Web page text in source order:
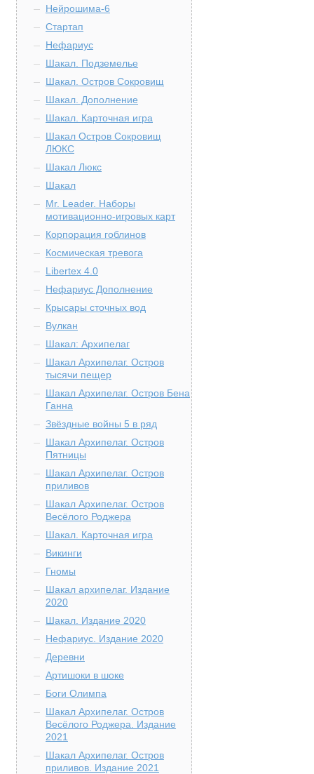
Нейрошима-6
Стартап
Нефариус
Шакал. Подземелье
Шакал. Остров Сокровищ
Шакал. Дополнение
Шакал. Карточная игра
Шакал Остров Сокровищ
ЛЮКС
Шакал Люкс
Шакал
Mr. Leader. Наборы
мотивационно-игровых карт
Корпорация гоблинов
Космическая тревога
Libertex 4.0
Нефариус Дополнение
Крысары сточных вод
Вулкан
Шакал: Архипелаг
Шакал Архипелаг. Остров
тысячи пещер
Шакал Архипелаг. Остров Бена
Ганна
Звёздные войны 5 в ряд
Шакал Архипелаг. Остров
Пятницы
Шакал Архипелаг. Остров
приливов
Шакал Архипелаг. Остров
Весёлого Роджера
Шакал. Карточная игра
Викинги
Гномы
Шакал архипелаг. Издание
2020
Шакал. Издание 2020
Нефариус. Издание 2020
Деревни
Артишоки в шоке
Боги Олимпа
Шакал Архипелаг. Остров
Весёлого Роджера. Издание
2021
Шакал Архипелаг. Остров
приливов. Издание 2021